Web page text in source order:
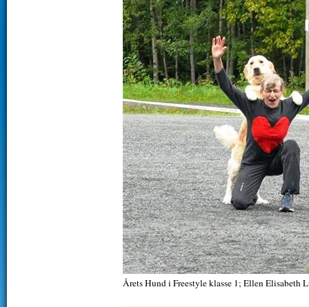
Årets Hund i Freestyle klasse 1; Ellen Elisabeth